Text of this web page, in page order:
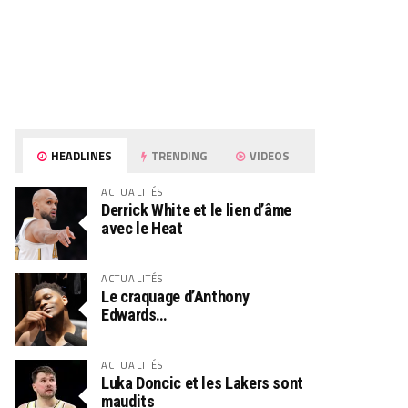
HEADLINES TRENDING VIDEOS
ACTUALITÉS
Derrick White et le lien d’âme
avec le Heat
ACTUALITÉS
Le craquage d’Anthony
Edwards…
ACTUALITÉS
Luka Doncic et les Lakers sont
maudits